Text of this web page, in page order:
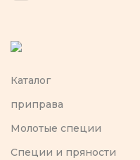
Каталог
приправа
Молотые специи
Специи и пряности